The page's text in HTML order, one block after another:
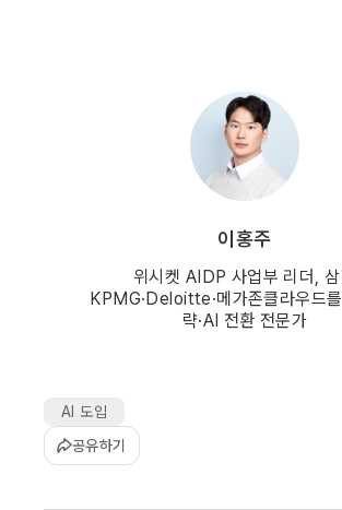
이홍주
위시켓 AIDP 사업부 리더,
KPMG·Deloitte·메가존클라우드
략·AI 전환 전문가
AI 도입
공유하기